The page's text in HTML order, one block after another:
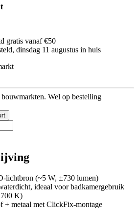
gratis vanaf €50
dinsdag 11 augustus in huis
Wel op bestelling
lichtbron (~5 W, ±730 lumen)
ideaal voor badkamergebruik
K)
+ metaal met ClickFix-montage